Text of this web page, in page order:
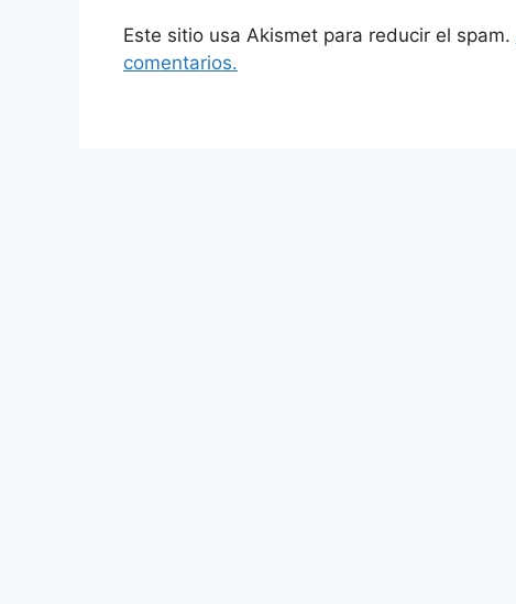
Este sitio usa Akismet para reducir el spam.
comentarios.